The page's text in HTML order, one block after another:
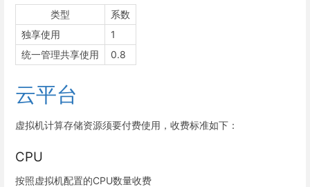
类型
系数
独享使用
1
统一管理共享使用
0.8
云平台
虚拟机计算存储资源须要付费使用，收费标准如下：
CPU
按照虚拟机配置的CPU数量收费